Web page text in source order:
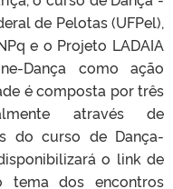
de Pelotas (UFPel),
e o Projeto LADAIA
Dança como ação
é composta por três
através de
do curso de Dança-
o link de
tema dos encontros